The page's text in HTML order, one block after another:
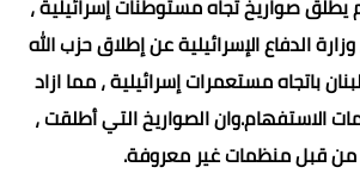
الدفاع الإسرائيلية عن إطلاق حزب الله
باتجاه مستعمرات إسرائيلية ، مما ازاد
الاستفهام.وان الصواريخ التي أطلقت ،
قبل منظمات غير معروفة.